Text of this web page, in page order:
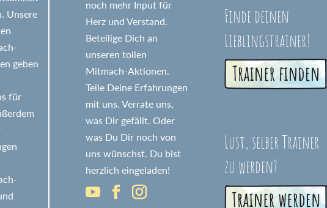
Unsere
geben
für
noch mehr Input für
Herz und Verstand.
Beteilige Dich an
unseren tollen
Mitmach-Aktionen.
Teile Deine Erfahrungen
mit uns. Verrate uns,
was Dir gefällt. Oder
was Du Dir noch von
uns wünschst. Du bist
herzlich eingeladen!
Finde deinen
Lieblingstrainer!
Lust, selber Trainer
zu werden?